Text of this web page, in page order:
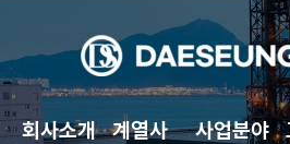
회사소개 계열사 사업분야